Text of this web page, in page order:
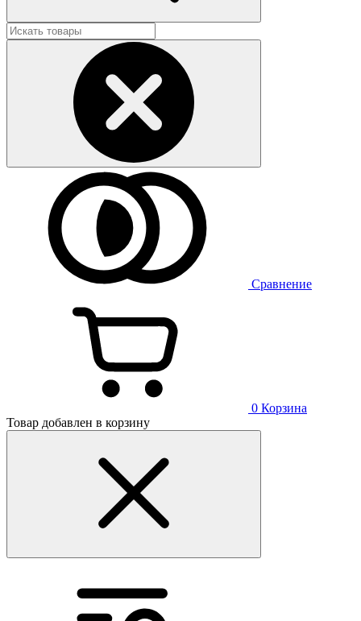
Сравнение
0 Корзина
Товар добавлен в корзину